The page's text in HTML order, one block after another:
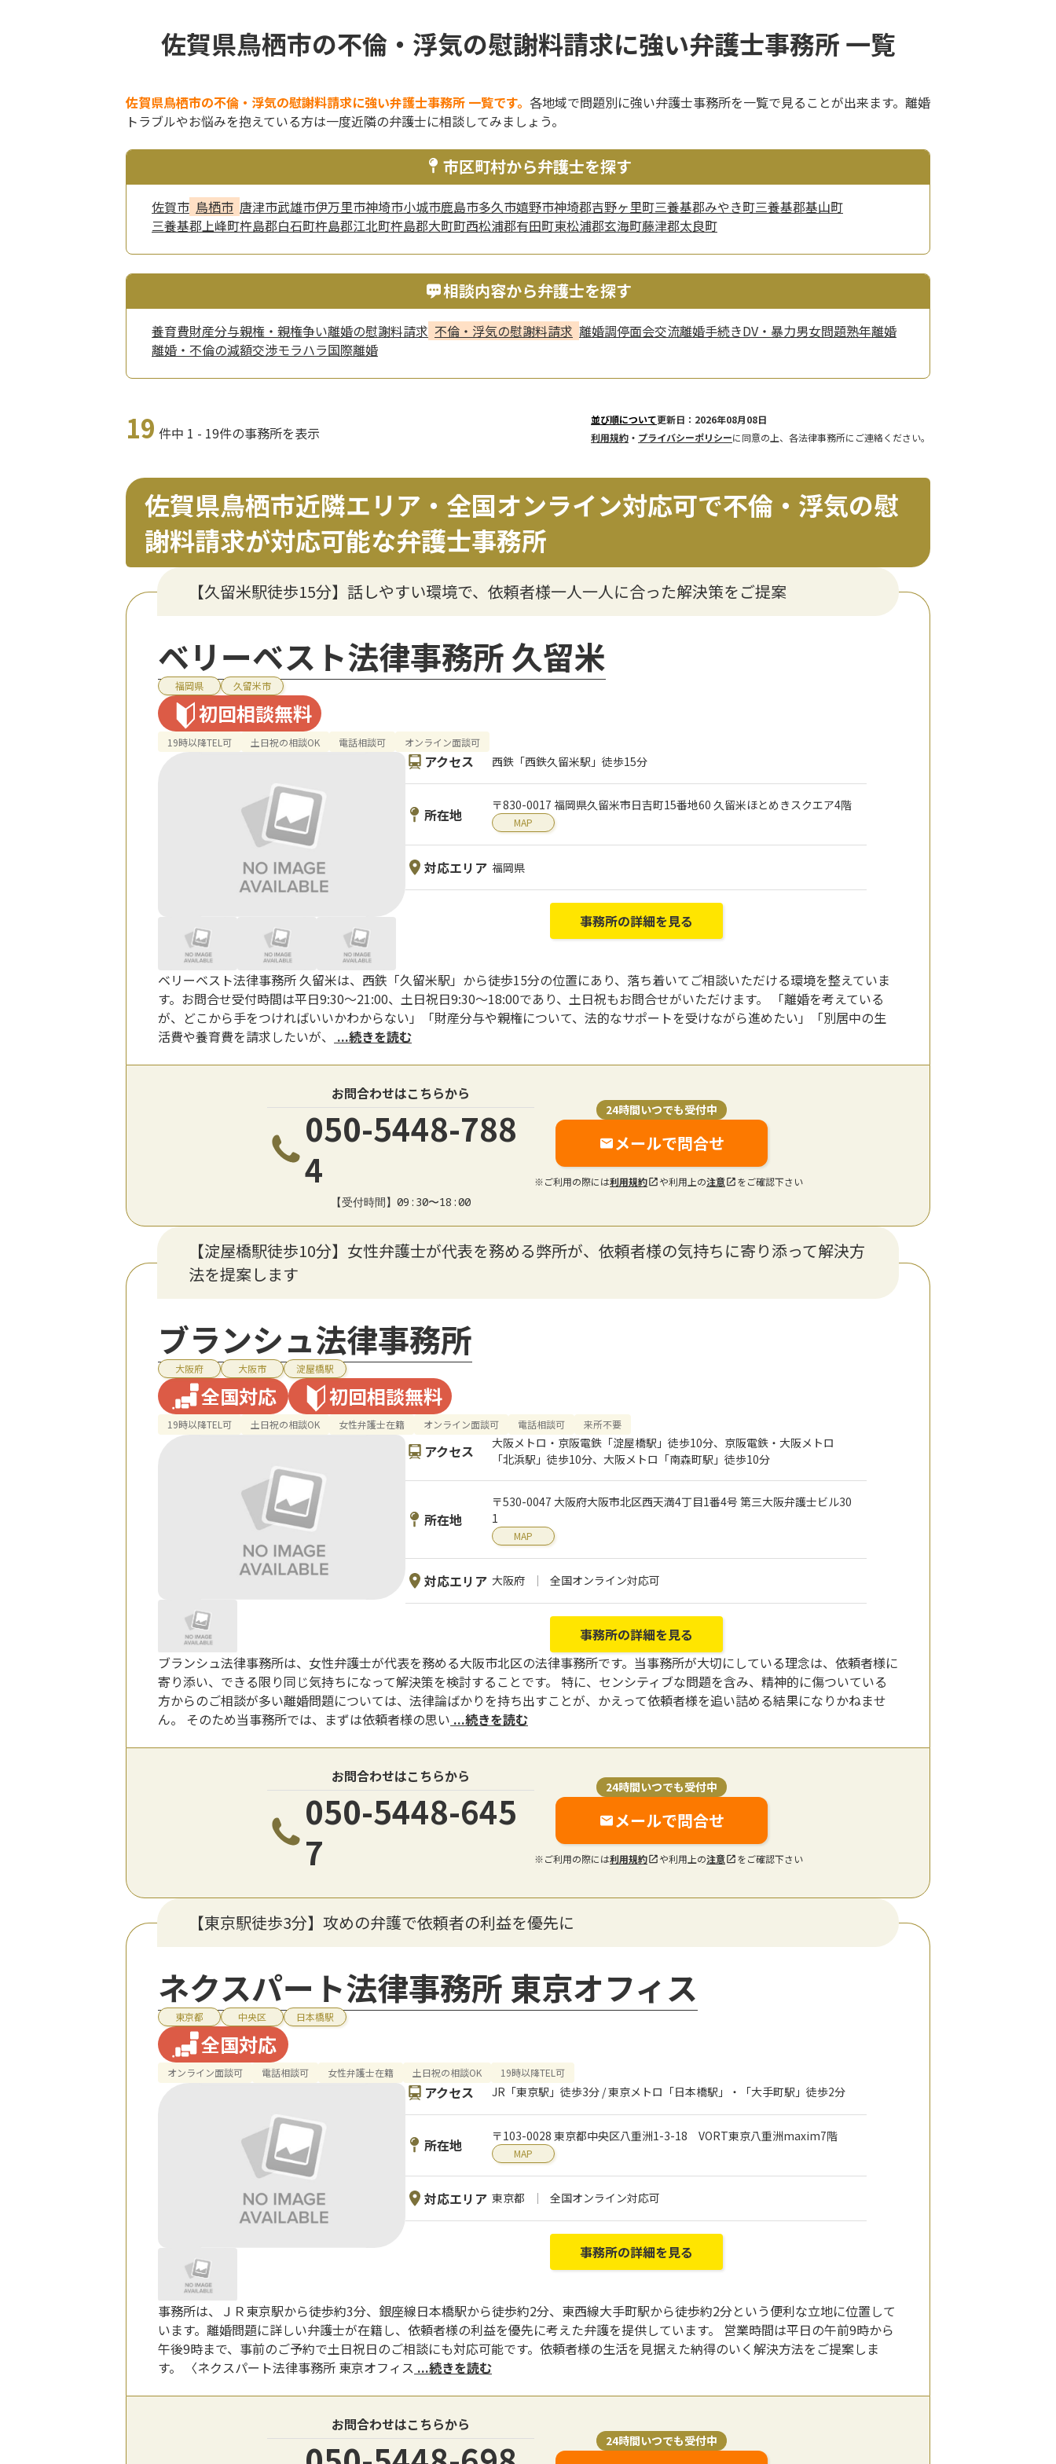
佐賀県鳥栖市の不倫・浮気の慰謝料請求に強い弁護士事務所 一覧
佐賀県鳥栖市の不倫・浮気の慰謝料請求に強い弁護士事務所 一覧です。 各地域で問題別に強い弁護士事務所を一覧で見ることが出来ます。離婚
トラブルやお悩みを抱えている方は一度近隣の弁護士に相談してみましょう。
市区町村から弁護士を探す
佐賀市 鳥栖市 唐津市武雄市伊万里市神埼市小城市鹿島市多久市嬉野市神埼郡吉野ヶ里町三養基郡みやき町三養基郡基山町
三養基郡上峰町杵島郡白石町杵島郡江北町杵島郡大町町西松浦郡有田町東松浦郡玄海町藤津郡太良町
相談内容から弁護士を探す
養育費財産分与親権・親権争い離婚の慰謝料請求 不倫・浮気の慰謝料請求 離婚調停面会交流離婚手続きDV・暴力男女問題熟年離婚
離婚・不倫の減額交渉モラハラ国際離婚
19 件中 1 - 19件の事務所を表示
並び順について更新日：2026年08月08日
利用規約 ・ プライバシーポリシーに同意の上、各法律事務所にご連絡ください。
佐賀県鳥栖市近隣エリア・全国オンライン対応可で不倫・浮気の慰
謝料請求が対応可能な弁護士事務所
【久留米駅徒歩15分】話しやすい環境で、依頼者様一人一人に合った解決策をご提案
ベリーベスト法律事務所 久留米
福岡県 久留米市
初回相談無料
19時以降TEL可 土日祝の相談OK 電話相談可 オンライン面談可
アクセス 西鉄「西鉄久留米駅」徒歩15分
所在地
〒830-0017 福岡県久留米市日吉町15番地60 久留米ほとめきスクエア4階
MAP
対応エリア 福岡県
事務所の詳細を見る
ベリーベスト法律事務所 久留米は、西鉄「久留米駅」から徒歩15分の位置にあり、落ち着いてご相談いただける環境を整えていま
す。お問合せ受付時間は平日9:30〜21:00、土日祝日9:30〜18:00であり、土日祝もお問合せがいただけます。 「離婚を考えている
が、どこから手をつければいいかわからない」「財産分与や親権について、法的なサポートを受けながら進めたい」「別居中の生
活費や養育費を請求したいが、
...続きを読む
お問合わせはこちらから
050-5448-788
4
【受付時間】09:30〜18:00
24時間いつでも受付中
メールで問合せ
※ご利用の際には利用規約 や利用上の注意 をご確認下さい
【淀屋橋駅徒歩10分】女性弁護士が代表を務める弊所が、依頼者様の気持ちに寄り添って解決方
法を提案します
ブランシュ法律事務所
大阪府 大阪市 淀屋橋駅
全国対応 初回相談無料
19時以降TEL可 土日祝の相談OK 女性弁護士在籍 オンライン面談可 電話相談可 来所不要
アクセス
大阪メトロ・京阪電鉄「淀屋橋駅」徒歩10分、京阪電鉄・大阪メトロ
「北浜駅」徒歩10分、大阪メトロ「南森町駅」徒歩10分
所在地
〒530-0047 大阪府大阪市北区西天満4丁目1番4号 第三大阪弁護士ビル30
1
MAP
対応エリア 大阪府 全国オンライン対応可
事務所の詳細を見る
ブランシュ法律事務所は、女性弁護士が代表を務める大阪市北区の法律事務所です。当事務所が大切にしている理念は、依頼者様に
寄り添い、できる限り同じ気持ちになって解決策を検討することです。 特に、センシティブな問題を含み、精神的に傷ついている
方からのご相談が多い離婚問題については、法律論ばかりを持ち出すことが、かえって依頼者様を追い詰める結果になりかねませ
ん。 そのため当事務所では、まずは依頼者様の思い ...続きを読む
お問合わせはこちらから
050-5448-645
7
24時間いつでも受付中
メールで問合せ
※ご利用の際には利用規約 や利用上の注意 をご確認下さい
【東京駅徒歩3分】攻めの弁護で依頼者の利益を優先に
ネクスパート法律事務所 東京オフィス
東京都 中央区 日本橋駅
全国対応
オンライン面談可 電話相談可 女性弁護士在籍 土日祝の相談OK 19時以降TEL可
アクセス JR「東京駅」徒歩3分 / 東京メトロ「日本橋駅」・「大手町駅」徒歩2分
所在地
〒103-0028 東京都中央区八重洲1-3-18 VORT東京八重洲maxim7階
MAP
対応エリア 東京都 全国オンライン対応可
事務所の詳細を見る
事務所は、ＪＲ東京駅から徒歩約3分、銀座線日本橋駅から徒歩約2分、東西線大手町駅から徒歩約2分という便利な立地に位置して
います。離婚問題に詳しい弁護士が在籍し、依頼者様の利益を優先に考えた弁護を提供しています。 営業時間は平日の午前9時から
午後9時まで、事前のご予約で土日祝日のご相談にも対応可能です。依頼者様の生活を見据えた納得のいく解決方法をご提案しま
す。 〈ネクスパート法律事務所 東京オフィス ...続きを読む
お問合わせはこちらから
24時間いつでも受付中